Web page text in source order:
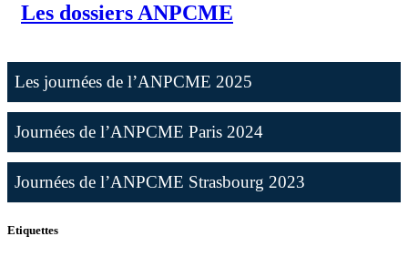
Les dossiers ANPCME
Les journées de l’ANPCME 2025
Journées de l’ANPCME Paris 2024
Journées de l’ANPCME Strasbourg 2023
Etiquettes